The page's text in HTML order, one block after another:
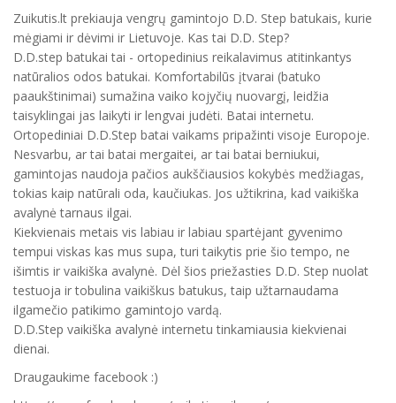
Zuikutis.lt prekiauja vengrų gamintojo D.D. Step batukais, kurie
mėgiami ir dėvimi ir Lietuvoje. Kas tai D.D. Step?
D.D.step batukai tai - ortopedinius reikalavimus atitinkantys
natūralios odos batukai. Komfortabilūs įtvarai (batuko
paaukštinimai) sumažina vaiko kojyčių nuovargį, leidžia
taisyklingai jas laikyti ir lengvai judėti. Batai internetu.
Ortopediniai D.D.Step batai vaikams pripažinti visoje Europoje.
Nesvarbu, ar tai batai mergaitei, ar tai batai berniukui,
gamintojas naudoja pačios aukščiausios kokybės medžiagas,
tokias kaip natūrali oda, kaučiukas. Jos užtikrina, kad vaikiška
avalynė tarnaus ilgai.
Kiekvienais metais vis labiau ir labiau spartėjant gyvenimo
tempui viskas kas mus supa, turi taikytis prie šio tempo, ne
išimtis ir vaikiška avalynė. Dėl šios priežasties D.D. Step nuolat
testuoja ir tobulina vaikiškus batukus, taip užtarnaudama
ilgamečio patikimo gamintojo vardą.
D.D.Step vaikiška avalynė internetu tinkamiausia kiekvienai
dienai.
Draugaukime facebook :)